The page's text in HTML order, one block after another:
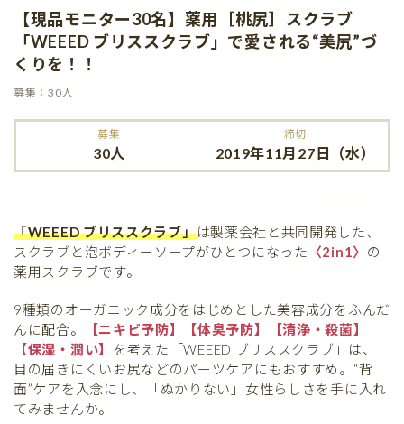
【現品モニター30名】薬用［桃尻］スクラブ
「WEEED ブリススクラブ」で愛される“美尻”づ
くりを！！
募集：30人
募集
30人
締切
2019年11月27日（水）
「WEEED ブリススクラブ」は製薬会社と共同開発した、
スクラブと泡ボディーソープがひとつになった 〈2in1〉 の
薬用スクラブです。
9種類のオーガニック成分をはじめとした美容成分をふんだ
んに配合。
【ニキビ予防】【体臭予防】【清浄・殺菌】
【保湿・潤い】 を考えた「WEEED ブリススクラブ」は、
目の届きにくいお尻などのパーツケアにもおすすめ。“背
面”ケアを入念にし、「ぬかりない」女性らしさを手に入れ
てみませんか。